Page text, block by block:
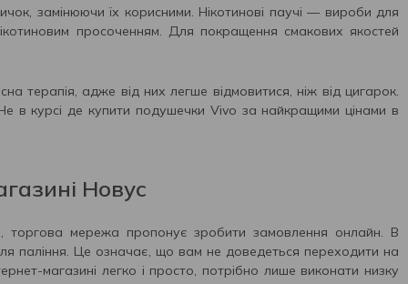
замінюючи їх корисними. Нікотинові паучі — вироби для
просоченням. Для покращення смакових якостей
терапія, адже від них легше відмовитися, ніж від цигарок.
в курсі де купити подушечки Vivo за найкращими цінами в
Новус
торгова мережа пропонує зробити замовлення онлайн. В
для паління. Це означає, що вам не доведеться переходити на
магазині легко і просто, потрібно лише виконати низку